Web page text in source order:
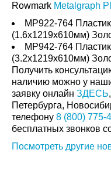
Rowmark Metalgraph
MP922-764
(1.6x1219x610мм)
MP942-764
(3.2x1219x610мм)
Получить
наличию можно у
заявку онлайн ЗДЕСЬ
Петербурга,
телефону 8 (800) 775-
бесплатных звонков
Посмотреть другие